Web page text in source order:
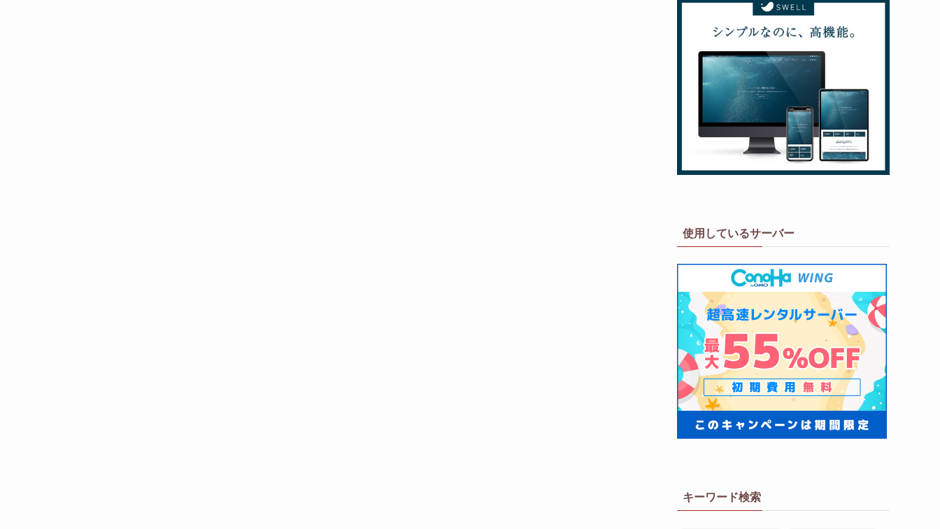
使用しているサーバー
キーワード検索